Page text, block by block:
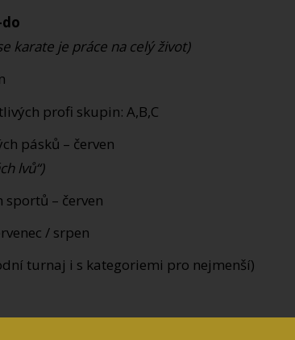
karate je práce na celý život)
profi skupin: A,B,C
pásků – červen
lvů“)
sportů – červen
/ srpen
turnaj i s kategoriemi pro nejmenší)